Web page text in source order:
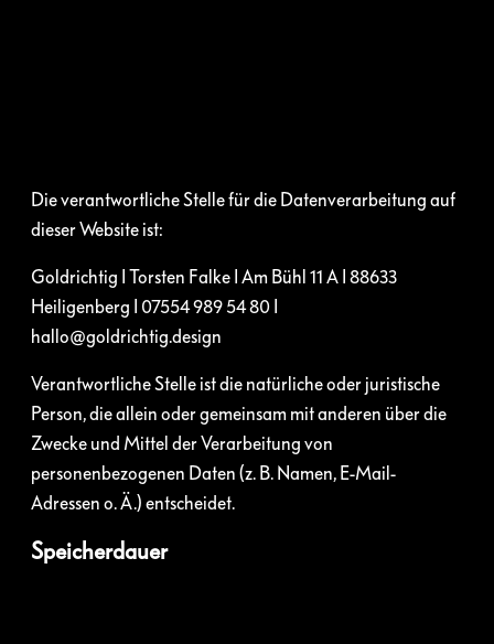
Die verantwortliche Stelle für die Datenverarbeitung auf
dieser Website ist:
Goldrichtig I Torsten Falke I Am Bühl 11 A I 88633
Heiligenberg I 07554 989 54 80 I
hallo@goldrichtig.design
Verantwortliche Stelle ist die natürliche oder juristische
Person, die allein oder gemeinsam mit anderen über die
Zwecke und Mittel der Verarbeitung von
personenbezogenen Daten (z. B. Namen, E-Mail-
Adressen o. Ä.) entscheidet.
Speicherdauer